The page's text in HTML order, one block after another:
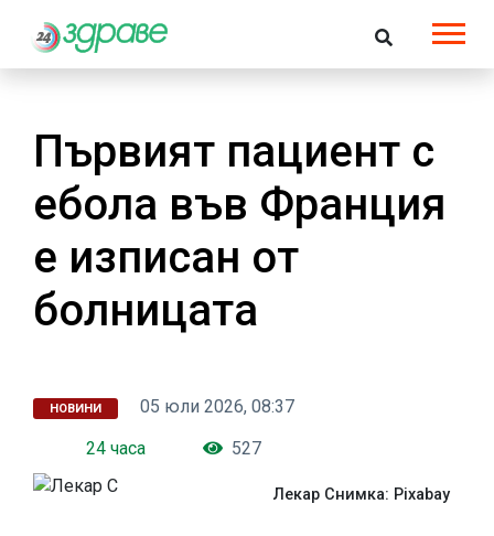
Първият пациент с
ебола във Франция
е изписан от
болницата
НОВИНИ
05 юли 2026, 08:37
24 часа
527
Лекар Снимка: Pixabay